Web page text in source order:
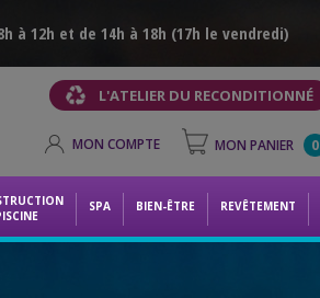
à 12h et de 14h à 18h (17h le vendredi)
L'ATELIER DU RECONDITIONNÉ
MON COMPTE MON PANIER 0
SPA BIEN-ÊTRE REVÊTEMENT